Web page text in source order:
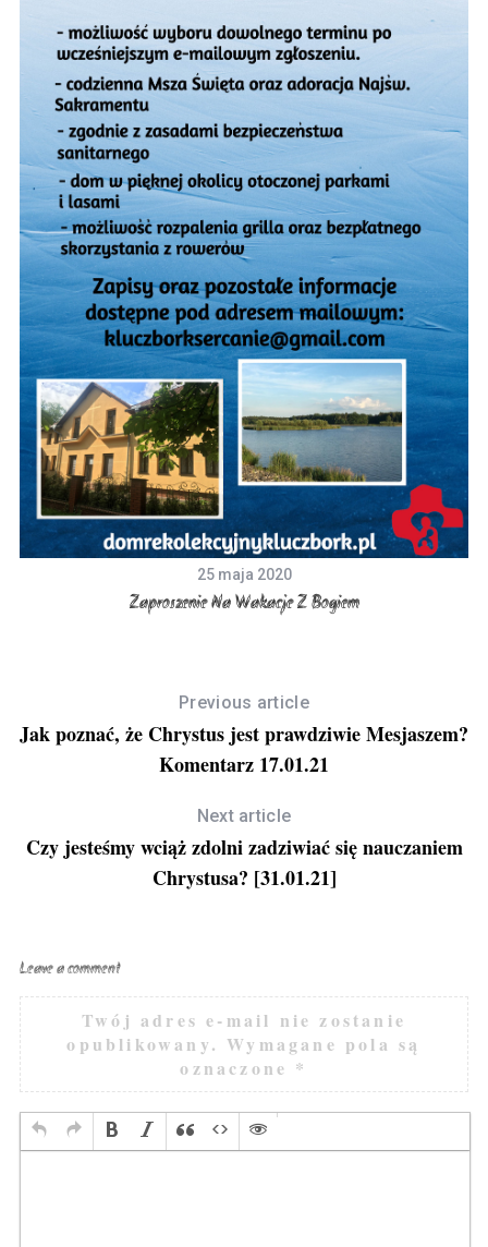
25 maja 2020
Zaproszenie Na Wakacje Z Bogiem
Previous article
Jak poznać, że Chrystus jest prawdziwie Mesjaszem?
Komentarz 17.01.21
Next article
Czy jesteśmy wciąż zdolni zadziwiać się nauczaniem
Chrystusa? [31.01.21]
Leave a comment
Twój adres e-mail nie zostanie
opublikowany. Wymagane pola są
oznaczone *